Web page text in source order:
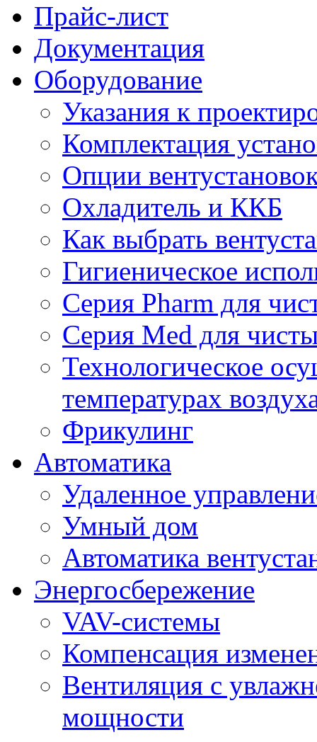
Прайс-лист
Документация
Оборудование
Указания к
Комплектация
Опции
Охладитель и ККБ
Как выбрать
Гигиеническое
Серия Pharm для
Серия Med для
Технологическое
температурах
Фрикулинг
Автоматика
Удаленное
Умный дом
Автоматика
Энергосбережение
VAV-системы
Компенсация
Вентиляция с
мощности